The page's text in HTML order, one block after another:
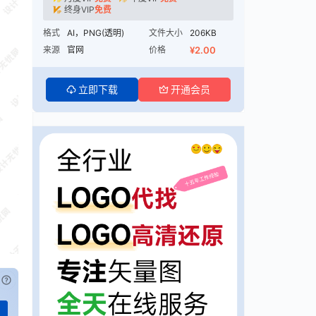
登录 或刷新
终身VIP免费
格式 AI，PNG(透明) 文件大小
206KB
来源
官网 价格 ¥2.00
立即下载 开通会员